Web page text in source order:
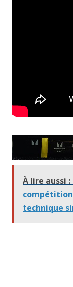
À lire aussi :
compétition
technique